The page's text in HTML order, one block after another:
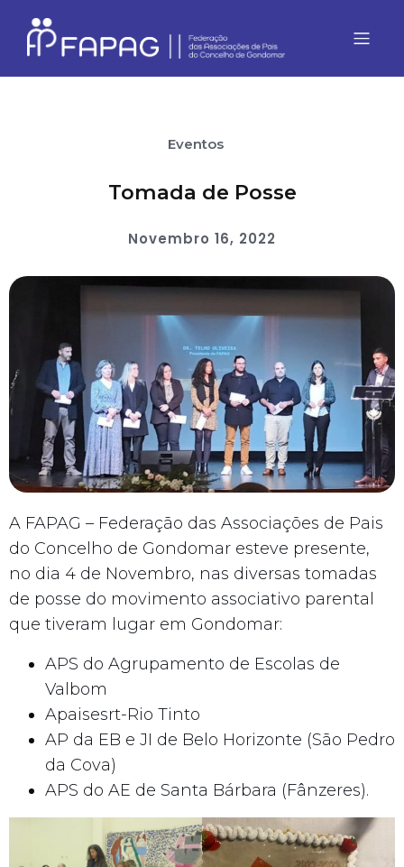
Eventos
Tomada de Posse
Novembro 16, 2022
A FAPAG – Federação das Associações de Pais
do Concelho de Gondomar esteve presente,
no dia 4 de Novembro, nas diversas tomadas
de posse do movimento associativo parental
que tiveram lugar em Gondomar:
APS do Agrupamento de Escolas de
Valbom
Apaisesrt-Rio Tinto
AP da EB e JI de Belo Horizonte (São Pedro
da Cova)
APS do AE de Santa Bárbara (Fânzeres).